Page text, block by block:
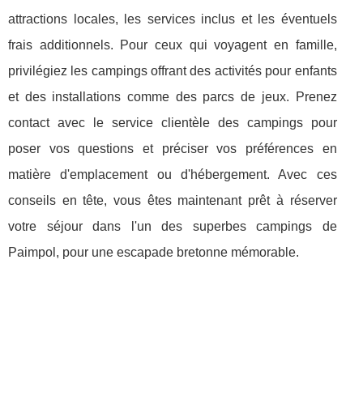
attractions locales, les services inclus et les éventuels
frais additionnels. Pour ceux qui voyagent en famille,
privilégiez les campings offrant des activités pour enfants
et des installations comme des parcs de jeux. Prenez
contact avec le service clientèle des campings pour
poser vos questions et préciser vos préférences en
matière d'emplacement ou d'hébergement. Avec ces
conseils en tête, vous êtes maintenant prêt à réserver
votre séjour dans l'un des superbes campings de
Paimpol, pour une escapade bretonne mémorable.